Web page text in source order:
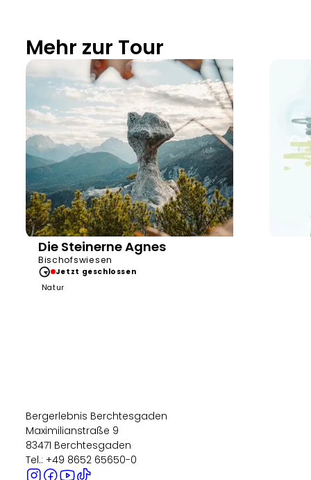
Mehr zur Tour
Bergerlebnis Berchtesgaden
Die Steinerne Agnes
Bischofswiesen
Jetzt geschlossen
Natur
Bergerlebnis Berchtesgaden
Maximilianstraße 9
83471 Berchtesgaden
Tel.: +49 8652 65650-0